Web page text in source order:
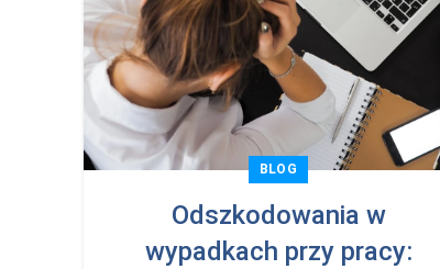
BLOG
Odszkodowania w
wypadkach przy pracy: